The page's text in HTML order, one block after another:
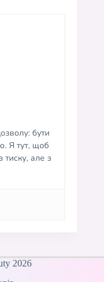
бути
Я тут, щоб
тиску, але з
2026